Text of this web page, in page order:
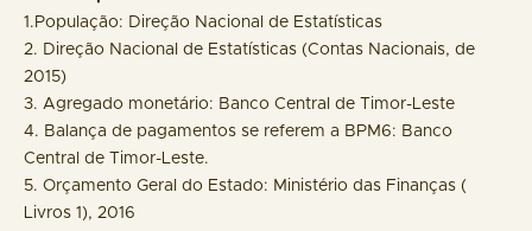
1.População: Direção Nacional de Estatísticas
2. Direção Nacional de Estatísticas (Contas Nacionais, de
2015)
3. Agregado monetário: Banco Central de Timor-Leste
4. Balança de pagamentos se referem a BPM6: Banco
Central de Timor-Leste.
5. Orçamento Geral do Estado: Ministério das Finanças (
Livros 1), 2016